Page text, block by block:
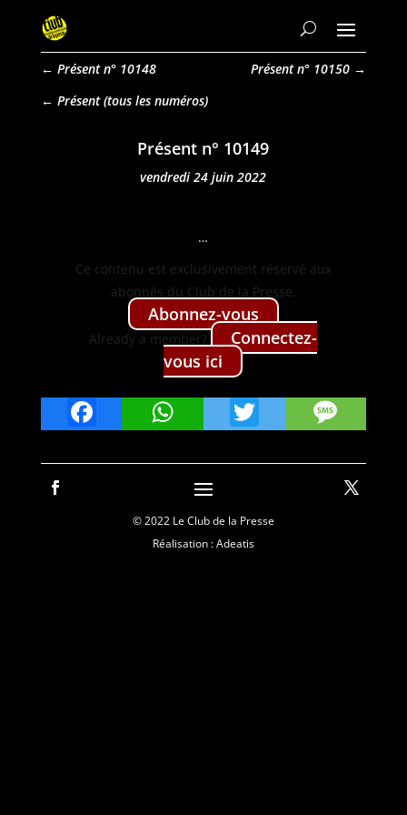
← Présent n° 10148 Présent n° 10150 →
Présent
Présent n° 10149
vendredi 24 juin 2022
…
Ce con­tenu est exclu­sive­ment réservé aux
abon­nés du Club de la Presse.
Abon­nez-vous
Already a mem­ber?
Con­nectez-
vous ici
FacebookWhatsApp
Twitter
© 2022 Le Club de la Presse
Réalisation : Adeatis